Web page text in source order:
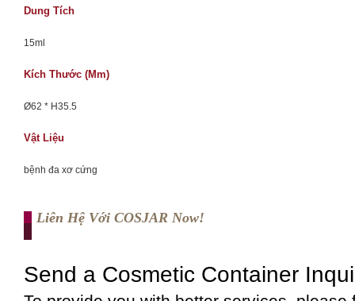
Dung Tích
15ml
Kích Thước (mm)
Ø62 * H35.5
Vật Liệu
bệnh đa xơ cứng
Liên Hệ Với COSJAR Now!